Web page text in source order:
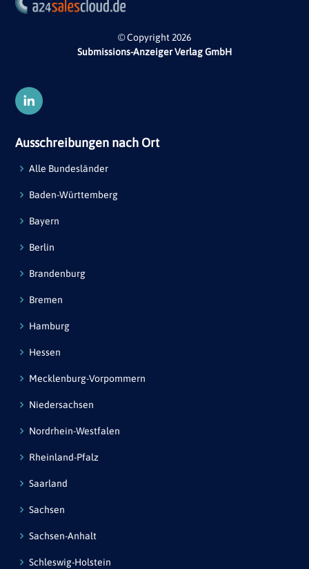
© Copyright 2026
Submissions-Anzeiger Verlag GmbH
Ausschreibungen nach Ort
Alle Bundesländer
Baden-Württemberg
Bayern
Berlin
Brandenburg
Bremen
Hamburg
Hessen
Mecklenburg-Vorpommern
Niedersachsen
Nordrhein-Westfalen
Rheinland-Pfalz
Saarland
Sachsen
Sachsen-Anhalt
Schleswig-Holstein